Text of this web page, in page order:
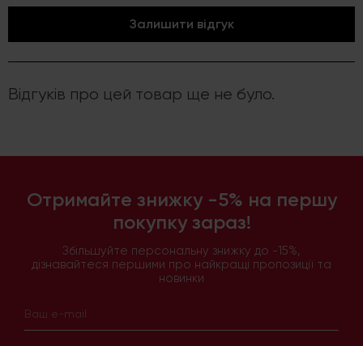
Залишити відгук
Відгуків про цей товар ще не було.
Отримайте знижку -5% на першу
покупку зараз!
Збільшуйте персональну знижку до -15%,
дізнавайтеся першими про найкращі пропозиції та
новинки